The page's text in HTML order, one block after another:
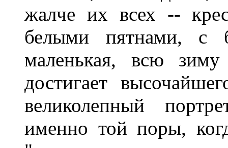
жалче их всех --
белыми пятнами, с
маленькая, всю
достигает
великолепный
именно той поры,